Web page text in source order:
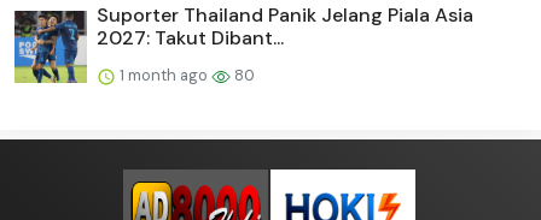
Suporter Thailand Panik Jelang Piala Asia
2027: Takut Dibant...
1 month ago 80